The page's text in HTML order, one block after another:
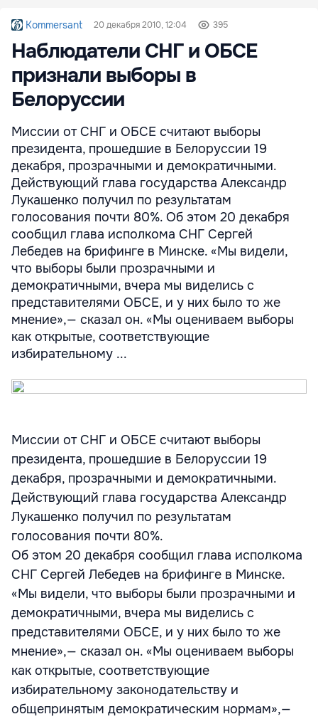
Kommersant 20 декабря 2010, 12:04 395
Наблюдатели СНГ и ОБСЕ
признали выборы в
Белоруссии
Миссии от СНГ и ОБСЕ считают выборы
президента, прошедшие в Белоруссии 19
декабря, прозрачными и демократичными.
Действующий глава государства Александр
Лукашенко получил по результатам
голосования почти 80%. Об этом 20 декабря
сообщил глава исполкома СНГ Сергей
Лебедев на брифинге в Минске. «Мы видели,
что выборы были прозрачными и
демократичными, вчера мы виделись с
представителями ОБСЕ, и у них было то же
мнение»,— сказал он. «Мы оцениваем выборы
как открытые, соответствующие
избирательному ...
Миссии от СНГ и ОБСЕ считают выборы
президента, прошедшие в Белоруссии 19
декабря, прозрачными и демократичными.
Действующий глава государства Александр
Лукашенко получил по результатам
голосования почти 80%.
Об этом 20 декабря сообщил глава исполкома
СНГ Сергей Лебедев на брифинге в Минске.
«Мы видели, что выборы были прозрачными и
демократичными, вчера мы виделись с
представителями ОБСЕ, и у них было то же
мнение»,— сказал он. «Мы оцениваем выборы
как открытые, соответствующие
избирательному законодательству и
общепринятым демократическим нормам»,—